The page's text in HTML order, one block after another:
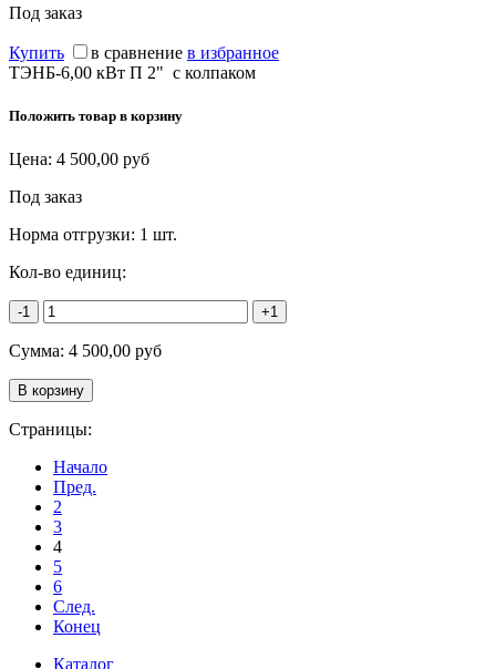
Под заказ
Купить в сравнение в избранное
ТЭНБ-6,00 кВт П 2" с колпаком
Положить товар в корзину
Цена: 4 500,00 руб
Под заказ
Норма отгрузки: 1 шт.
Кол-во единиц:
-1 +1
Сумма: 4 500,00 руб
Страницы:
Начало
Пред.
2
3
4
5
6
След.
Конец
Каталог